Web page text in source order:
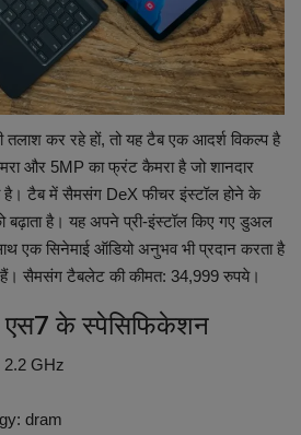
कर रहे हों, तो यह टैब एक आदर्श विकल्प है
और 5MP का फ्रंट कैमरा है जो शानदार
है। टैब में सैमसंग DeX फीचर इंस्टॉल होने के
बढ़ाता है। यह अपने प्री-इंस्टॉल किए गए डुअल
एक सिनेमाई ऑडियो अनुभव भी प्रदान करता है
हैं। सैमसंग टैबलेट की कीमत: 34,999 रुपये।
के स्पेसिफिकेशन
‎2.2 GHz
‎dram